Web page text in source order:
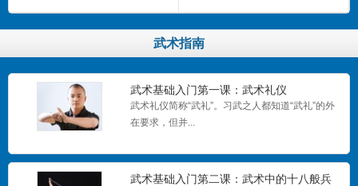
武术指南
武术基础入门第一课：武术礼仪
武术礼仪简称“武礼”。习武之人都知道“武礼”的外
在要求，但并...
武术基础入门第二课：武术中的十八般兵